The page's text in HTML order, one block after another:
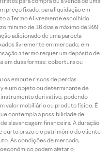
preço fixado, para liquidação em
a Termo é livremente escolhido
mínimo de 16 dias e máximo de 999
adicionado de uma parcela
livremente em mercado, em
a termo requer um depósito de
em duas formas: cobertura ou
embute riscos de perdas
é um objeto ou determinante de
derivativo, podendo
valor mobiliário ou produto físico. É
contempla a possibilidade de
alavancagem financeira. A duração
curto prazo e o patrimônio do cliente
As condições de mercado,
podem afetar o